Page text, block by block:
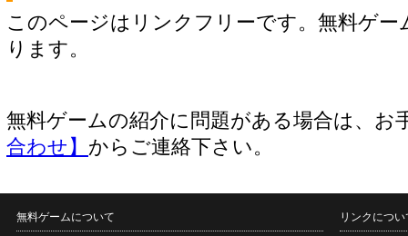
このページはリンクフリーです。無料ゲー
ります。
無料ゲームの紹介に問題がある場合は、お
合わせ】 からご連絡下さい。
無料ゲームについて リンクについ